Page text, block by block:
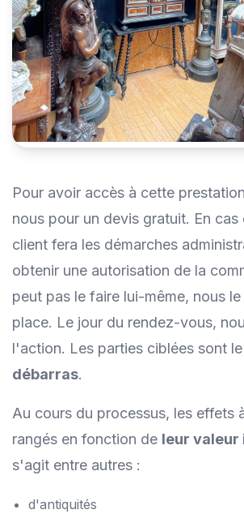
Pour avoir accès à cette
nous pour un devis gratuit. En
client fera les démarches
obtenir une autorisation de la
peut pas le faire lui-même, nous
place. Le jour du rendez-vous,
l'action. Les parties ciblées sont
débarras.
Au cours du processus, les effets
rangés en fonction de leur valeur
s'agit entre autres :
d'antiquités